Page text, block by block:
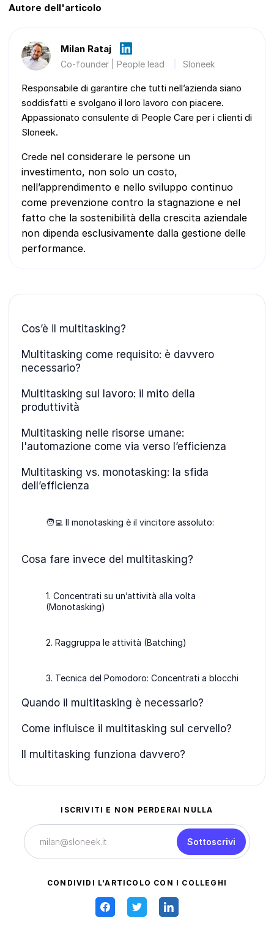
Autore dell'articolo
Milan Rataj
Co-founder | People lead Sloneek
Responsabile di garantire che tutti nell’azienda siano
soddisfatti e svolgano il loro lavoro con piacere.
Appassionato consulente di People Care per i clienti di
Sloneek.
Crede nel considerare le persone un
investimento, non solo un costo,
nell’apprendimento e nello sviluppo continuo
come prevenzione contro la stagnazione e nel
fatto che la sostenibilità della crescita aziendale
non dipenda esclusivamente dalla gestione delle
performance.
Cos’è il multitasking?
Multitasking come requisito: è davvero
necessario?
Multitasking sul lavoro: il mito della
produttività
Multitasking nelle risorse umane:
l'automazione come via verso l’efficienza
Multitasking vs. monotasking: la sfida
dell’efficienza
🧑‍💻 Il monotasking è il vincitore assoluto:
Cosa fare invece del multitasking?
1. Concentrati su un’attività alla volta
(Monotasking)
2. Raggruppa le attività (Batching)
3. Tecnica del Pomodoro: Concentrati a blocchi
Quando il multitasking è necessario?
Come influisce il multitasking sul cervello?
Il multitasking funziona davvero?
ISCRIVITI E NON PERDERAI NULLA
Sottoscrivi
CONDIVIDI L'ARTICOLO CON I COLLEGHI